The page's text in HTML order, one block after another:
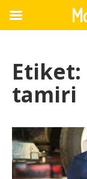
content
Etiket:
tamiri